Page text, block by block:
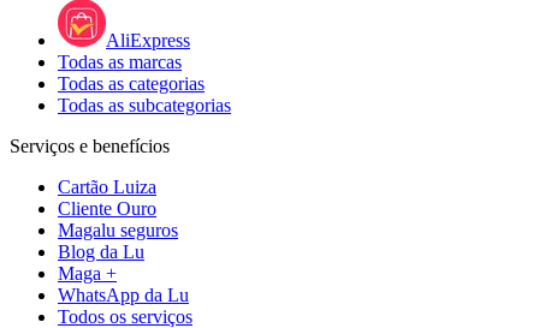
AliExpress
Todas as marcas
Todas as categorias
Todas as subcategorias
Serviços e benefícios
Cartão Luiza
Cliente Ouro
Magalu seguros
Blog da Lu
Maga +
WhatsApp da Lu
Todos os serviços